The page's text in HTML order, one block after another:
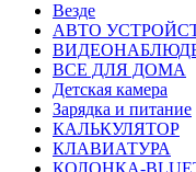
Везде
АВТО
ВСЕ ДЛЯ ДОМА
Детская камера
Зарядка и питание
КАЛЬКУЛЯТОР
КЛАВИАТУРА
КОЛОНКА-